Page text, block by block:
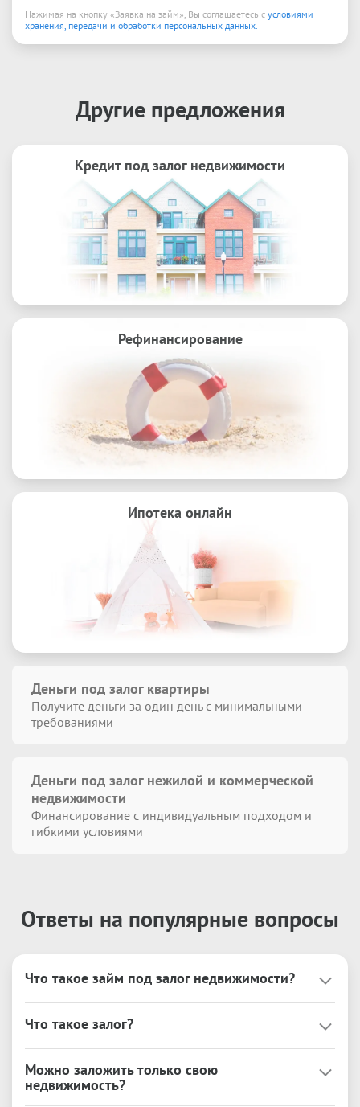
Нажимая на кнопку «Заявка на займ», Вы соглашаетесь с условиями
хранения, передачи и обработки персональных данных.
Другие предложения
Кредит под залог недвижимости
Рефинансирование
Ипотека онлайн
Деньги под залог квартиры
Получите деньги за один день с минимальными
требованиями
Деньги под залог нежилой и коммерческой
недвижимости
Финансирование с индивидуальным подходом и
гибкими условиями
Ответы на популярные вопросы
Что такое займ под залог недвижимости?
находящейся в Вашей собственности или
собственности третьих лиц.
Займ возможно использовать на любые цели без
ограничений.
Что такое залог?
компанией свои финансовые обязательства. При
этом, клиент остается собственником
Можно заложить только свою
недвижимость?